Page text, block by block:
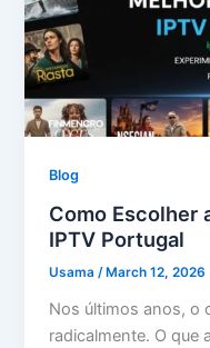
Blog
Como Escolher
IPTV Portugal
Usama/ March 12, 2026
Nos últimos anos, o
radicalmente. O que